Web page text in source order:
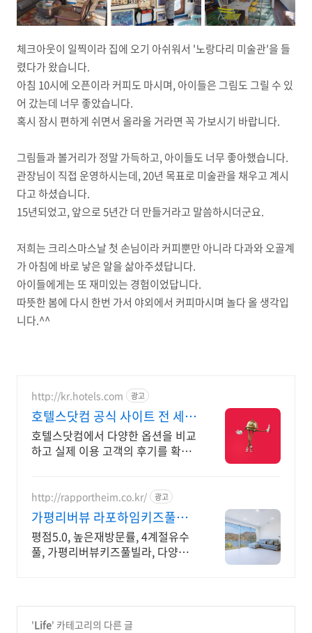
체크아웃이 일찍이라 집에 오기 아쉬워서 '노랑다리 미술관'을 들
렸다가 왔습니다.
아침 10시에 오픈이라 커피도 마시며, 아이들은 그림도 그릴 수 있
어 갔는데 너무 좋았습니다.
혹시 잠시 편하게 쉬면서 올라올 거라면 꼭 가보시기 바랍니다.
그림들과 볼거리가 정말 가득하고, 아이들도 너무 좋아했습니다.
관장님이 직접 운영하시는데, 20년 목표로 미술관을 채우고 계시
다고 하셨습니다.
15년되었고, 앞으로 5년간 더 만들거라고 말씀하시더군요.
저희는 크리스마스날 첫 손님이라 커피뿐만 아니라 다과와 오골계
가 아침에 바로 낳은 알을 삶아주셨답니다.
아이들에게는 또 재미있는 경험이었답니다.
따뜻한 봄에 다시 한번 가서 야외에서 커피마시며 놀다 올 생각입
니다.^^
http://kr.hotels.com 광고
호텔스닷컴 공식 사이트 전 세계
20여개 통화 결제
호텔스닷컴에서 다양한 옵션을 비교
하고 실제 이용 고객의 후기를 확인
하세요.
http://rapportheim.co.kr/ 광고
가평리버뷰 라포하임키즈풀빌
라 전객실닌텐도스위치
평점5.0, 높은재방문률, 4계절유수
풀, 가평리버뷰키즈풀빌라, 다양한
'Life' 카테고리의 다른 글